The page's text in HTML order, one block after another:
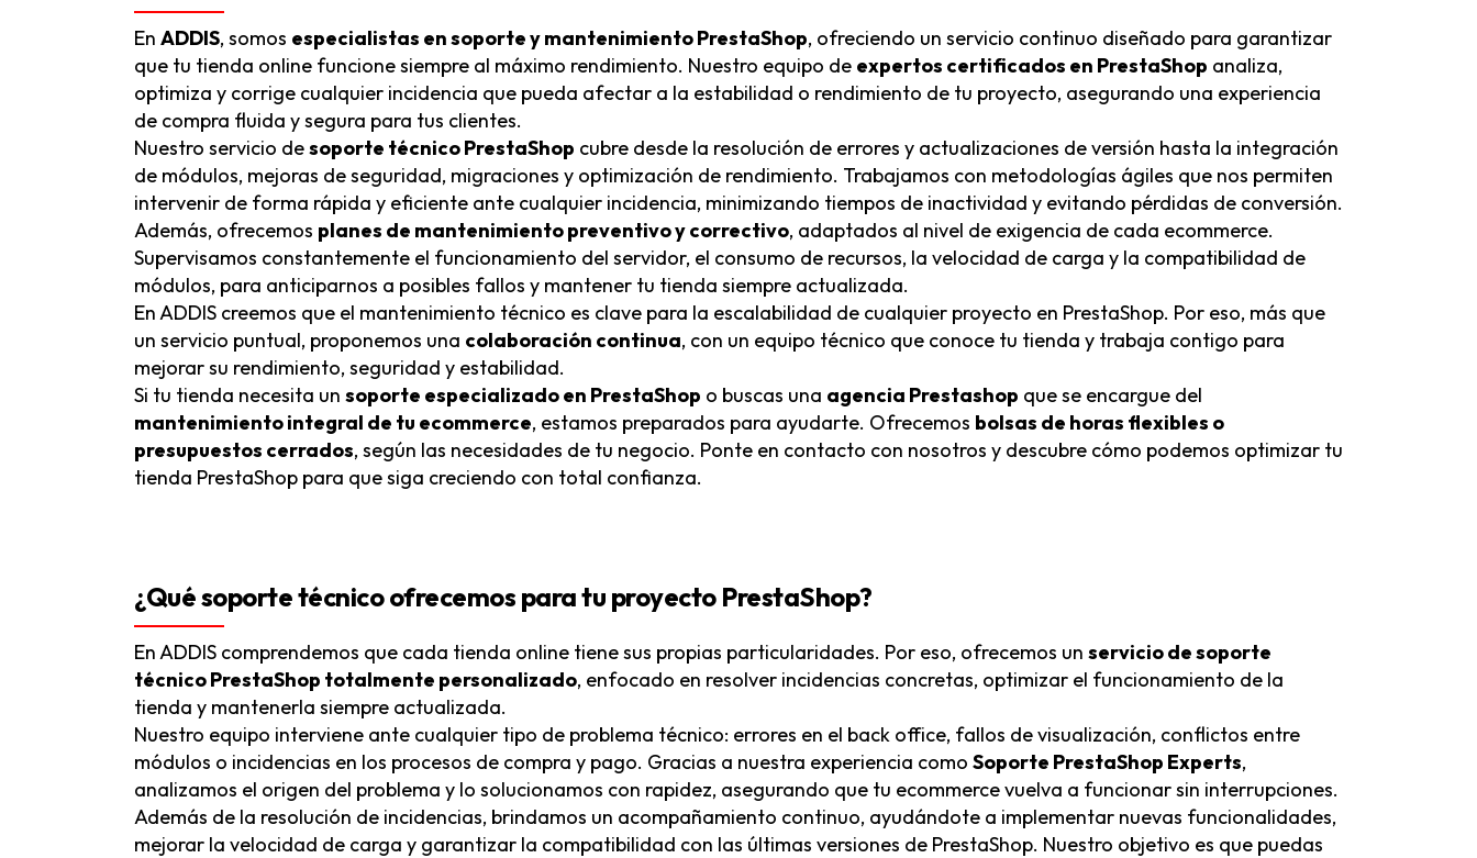
En ADDIS, somos especialistas en soporte y mantenimiento PrestaShop, ofreciendo un servicio continuo diseñado para garantizar
que tu tienda online funcione siempre al máximo rendimiento. Nuestro equipo de expertos certificados en PrestaShop analiza,
optimiza y corrige cualquier incidencia que pueda afectar a la estabilidad o rendimiento de tu proyecto, asegurando una experiencia
de compra fluida y segura para tus clientes.
Nuestro servicio desoporte técnico PrestaShop cubre desde la resolución de errores y actualizaciones de versión hasta la integración
de módulos, mejoras de seguridad, migraciones y optimización de rendimiento. Trabajamos con metodologías ágiles que nos permiten
intervenir de forma rápida y eficiente ante cualquier incidencia, minimizando tiempos de inactividad y evitando pérdidas de conversión.
Además, ofrecemos planes de mantenimiento preventivo y correctivo, adaptados al nivel de exigencia de cada ecommerce.
Supervisamos constantemente el funcionamiento del servidor, el consumo de recursos, la velocidad de carga y la compatibilidad de
módulos, para anticiparnos a posibles fallos y mantener tu tienda siempre actualizada.
En ADDIS creemos que el mantenimiento técnico es clave para la escalabilidad de cualquier proyecto en PrestaShop. Por eso, más que
un servicio puntual, proponemos una colaboración continua, con un equipo técnico que conoce tu tienda y trabaja contigo para
mejorar su rendimiento, seguridad y estabilidad.
Si tu tienda necesita un soporte especializado en PrestaShop o buscas una agencia Prestashop que se encargue del
mantenimiento integral de tu ecommerce, estamos preparados para ayudarte. Ofrecemos bolsas de horas flexibles o
presupuestos cerrados, según las necesidades de tu negocio. Ponte en contacto con nosotros y descubre cómo podemos optimizar tu
tienda PrestaShop para que siga creciendo con total confianza.
¿Qué soporte técnico ofrecemos para tu proyecto PrestaShop?
En ADDIS comprendemos que cada tienda online tiene sus propias particularidades. Por eso, ofrecemos un servicio de soporte
técnico PrestaShop totalmente personalizado, enfocado en resolver incidencias concretas, optimizar el funcionamiento de la
tienda y mantenerla siempre actualizada.
Nuestro equipo interviene ante cualquier tipo de problema técnico: errores en el back office, fallos de visualización, conflictos entre
módulos o incidencias en los procesos de compra y pago. Gracias a nuestra experiencia como Soporte PrestaShop Experts,
analizamos el origen del problema y lo solucionamos con rapidez, asegurando que tu ecommerce vuelva a funcionar sin interrupciones.
Además de la resolución de incidencias, brindamos un acompañamiento continuo, ayudándote a implementar nuevas funcionalidades,
mejorar la velocidad de carga y garantizar la compatibilidad con las últimas versiones de PrestaShop. Nuestro objetivo es que puedas